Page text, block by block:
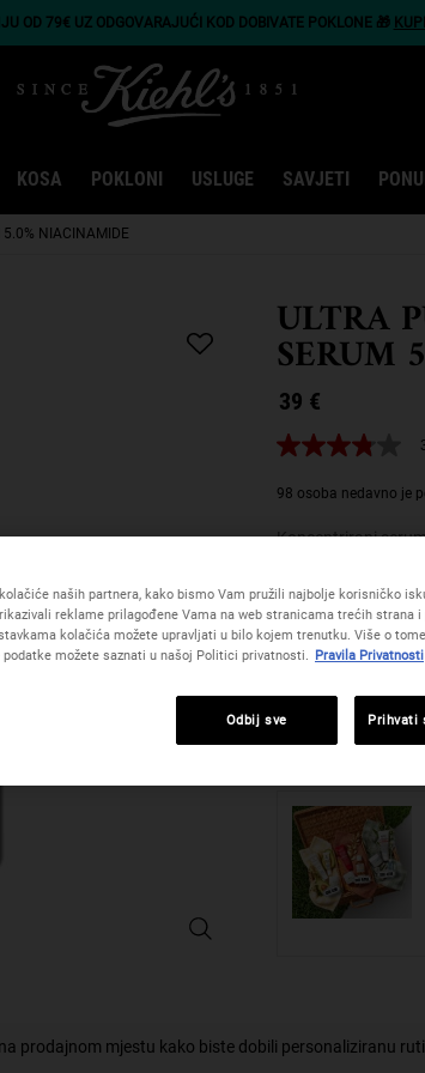
OD 79€ UZ ODGOVARAJUĆI KOD DOBIVATE POKLONE 🎁
KOSA POKLONI USLUGE SAVJETI
5.0% NIACINAMIDE
ULTRA
SERUM
39 €
3.8
5
prosječna
Read
5
Reviews.
Poveznica
za
stranicu.
98 osoba nedavno je
ULTRA PURE HIGH-POTENCY
Koncentrirani
vam vidljivo
One veličinu only
+
prodajnom mjestu kako biste dobili personaliziranu
naših partnera, kako bismo Vam pružili najbolje korisničko
reklame prilagođene Vama na web stranicama trećih strana i
kolačića možete upravljati u bilo kojem trenutku. Više o
možete saznati u našoj Politici privatnosti. Pravila Privatnosti
Odbij sve Prihvati